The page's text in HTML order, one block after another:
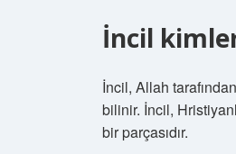
İncil
İncil, Allah
bilinir. İncil,
bir parçasıdır.